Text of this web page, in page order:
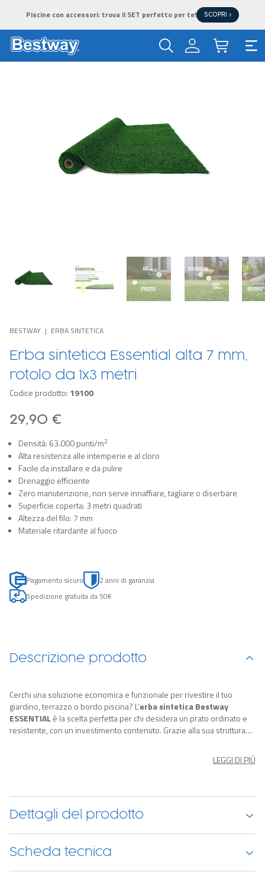
Piscine con accessori: trova il SET perfetto per te! SCOPRI >
BESTWAY ERBA SINTETICA
Erba sintetica Essential alta 7 mm,
rotolo da 1x3 metri
Codice prodotto: 19100
29,90 €
Densità: 63.000 punti/m2
Alta resistenza alle intemperie e al cloro
Facile da installare e da pulire
Drenaggio efficiente
Zero manutenzione, non serve innaffiare, tagliare o diserbare
Superficie coperta: 3 metri quadrati
Altezza del filo: 7 mm
Materiale ritardante al fuoco
Pagamento sicuro
2 anni di garanzia
Spedizione gratuita da 50€
Descrizione prodotto
Cerchi una soluzione economica e funzionale per rivestire il tuo
giardino, terrazzo o bordo piscina? L’erba sintetica Bestway
ESSENTIALè la scelta perfetta per chi desidera un prato ordinato e
resistente, con un investimento contenuto. Grazie alla sua struttura
LEGGI DI PIÙ
Dettagli del prodotto
Scheda tecnica